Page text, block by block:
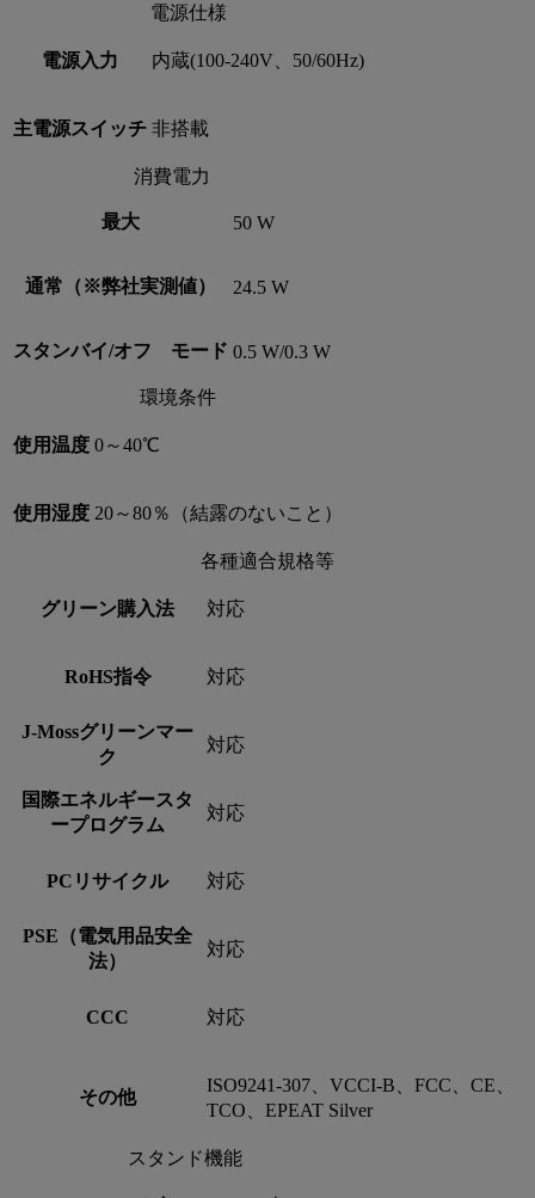
電源仕様
電源入力 内蔵(100-240V、50/60Hz)
主電源スイッチ 非搭載
消費電力
最大 50 W
通常（※弊社実測値） 24.5 W
スタンバイ/オフ モード 0.5 W/0.3 W
環境条件
使用温度 0～40℃
使用湿度 20～80％（結露のないこと）
各種適合規格等
グリーン購入法 対応
RoHS指令 対応
J-Mossグリーンマー
ク
対応
国際エネルギースタ
ープログラム
対応
PCリサイクル 対応
PSE（電気用品安全
法）
対応
CCC 対応
その他
ISO9241-307、VCCI-B、FCC、CE、
TCO、EPEAT Silver
スタンド機能